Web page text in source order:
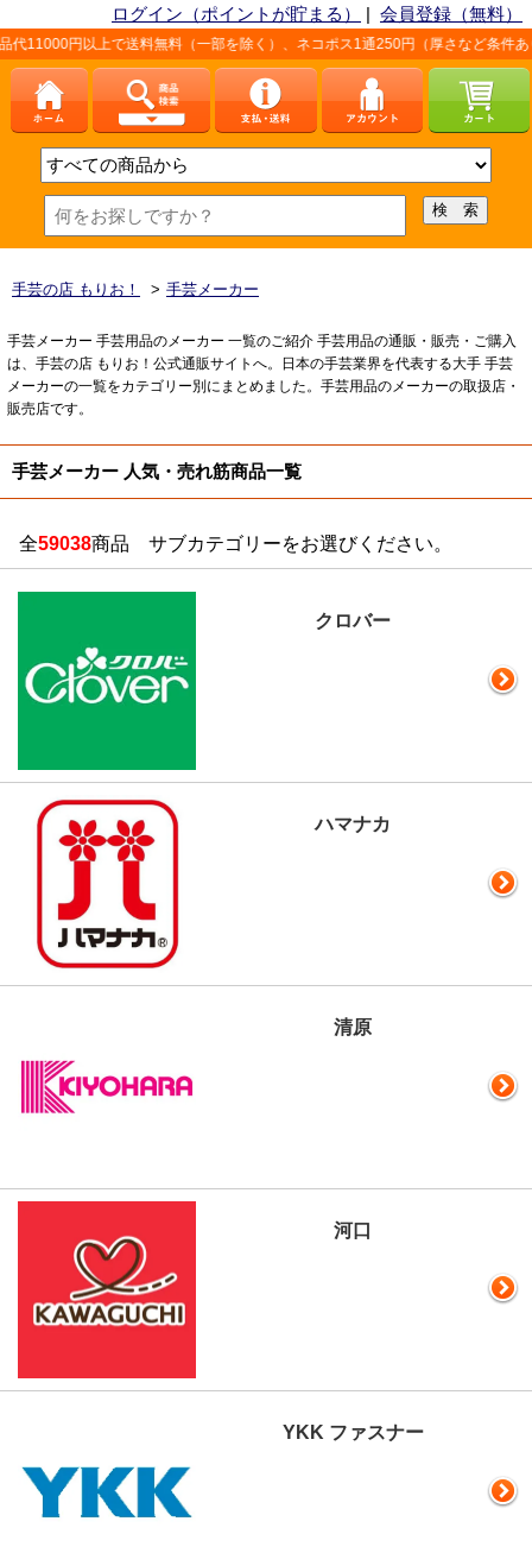
ログイン（ポイントが貯まる） | 会員登録（無料）
上で送料無料（一部を除く）、ネコポス1通250円（厚さなど条件あり）。詳し
手芸の店 もりお！ > 手芸メーカー
手芸メーカー 手芸用品のメーカー 一覧のご紹介 手芸用品の通販・販売・ご購入
は、手芸の店 もりお！公式通販サイトへ。日本の手芸業界を代表する大手 手芸
メーカーの一覧をカテゴリー別にまとめました。手芸用品のメーカーの取扱店・
販売店です。
手芸メーカー 人気・売れ筋商品一覧
全59038商品 サブカテゴリーをお選びください。
クロバー
ハマナカ
清原
河口
YKK ファスナー